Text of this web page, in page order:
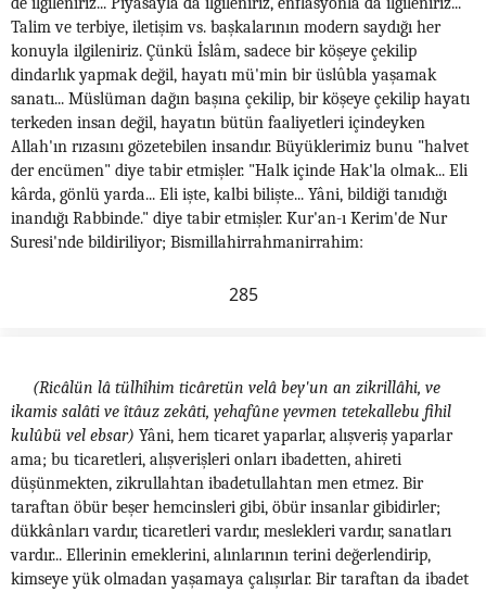
Talim ve terbiye, iletişim vs. başkalarının modern saydığı her
konuyla ilgileniriz. Çünkü İslâm, sadece bir köşeye çekilip
dindarlık yapmak değil, hayatı mü'min bir üslûbla yaşamak
sanatı... Müslüman dağın başına çekilip, bir köşeye çekilip hayatı
terkeden insan değil, hayatın bütün faaliyetleri içindeyken
Allah'ın rızasını gözetebilen insandır. Büyüklerimiz bunu "halvet
der encümen" diye tabir etmişler. "Halk içinde Hak'la olmak... Eli
kârda, gönlü yarda... Eli işte, kalbi bilişte... Yâni, bildiği tanıdığı
inandığı Rabbinde." diye tabir etmişler. Kur'an-ı Kerim'de Nur
Suresi'nde bildiriliyor; Bismillahirrahmanirrahim:
285
(Ricâlün lâ tülhîhim ticâretün velâ bey'un an zikrillâhi, ve
ikamis salâti ve îtâuz zekâti, yehafûne yevmen tetekallebu fihil
kulûbü vel ebsar) Yâni, hem ticaret yaparlar, alışveriş yaparlar
ama; bu ticaretleri, alışverişleri onları ibadetten, ahireti
düşünmekten, zikrullahtan ibadetullahtan men etmez. Bir
taraftan öbür beşer hemcinsleri gibi, öbür insanlar gibidirler;
dükkânları vardır, ticaretleri vardır, meslekleri vardır, sanatları
vardır... Ellerinin emeklerini, alınlarının terini değerlendirip,
kimseye yük olmadan yaşamaya çalışırlar. Bir taraftan da ibadet